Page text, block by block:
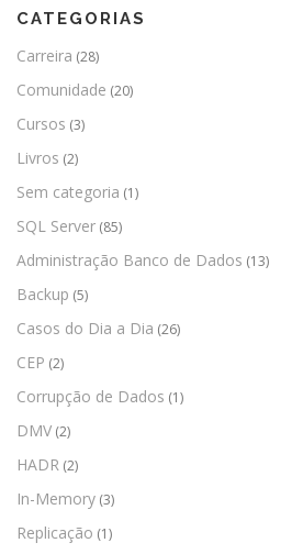
CATEGORIAS
Carreira (28)
Comunidade (20)
Cursos (3)
Livros (2)
Sem categoria (1)
SQL Server (85)
Administração Banco de Dados (13)
Backup (5)
Casos do Dia a Dia (26)
CEP (2)
Corrupção de Dados (1)
DMV (2)
HADR (2)
In-Memory (3)
Replicação (1)